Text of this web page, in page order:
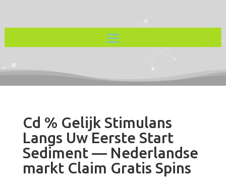
Cd % Gelijk Stimulans
Langs Uw Eerste Start
Sediment — Nederlandse
markt Claim Gratis Spins